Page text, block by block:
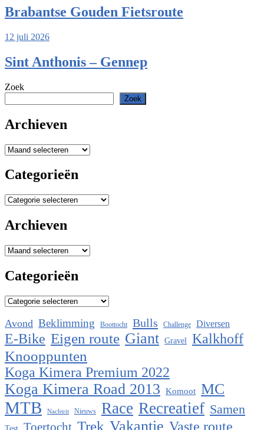
Brabantse Gouden Fietsroute
12 juli 2026
Sint Anthonis – Gennep
Zoek
Zoek
Archieven
Archieven
Categorieën
Categorieën
Archieven
Archieven
Categorieën
Categorieën
Avond Beklimming Boottocht Bulls Challenge Diversen
E-Bike Eigen route Giant Gravel Kalkhoff
Knooppunten
Koga Kimera Premium 2022
Koga Kimera Road 2013 Komoot MC
MTB Nachtrit Nieuws Race Recreatief Samen
Toertocht Trek Vakantie Vaste route